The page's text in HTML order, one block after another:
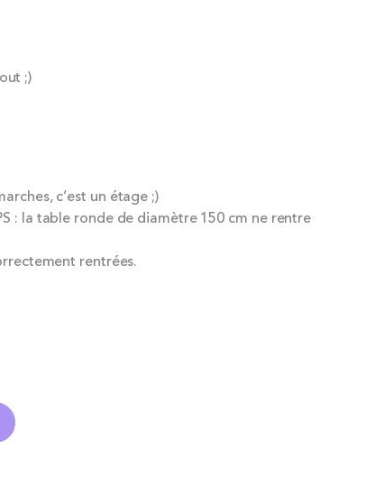
;)
c’est un étage ;)
: la table ronde de diamètre 150 cm ne rentre
rentrées.